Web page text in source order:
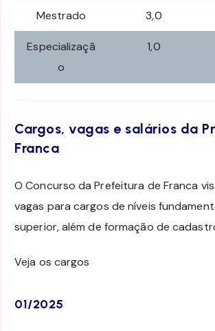
Mestrado 3,0
Especializaçã
o
1,0
Cargos, vagas e salários da
Franca
O Concurso da Prefeitura de Franca
vagas para cargos de níveis
superior, além de formação de
Veja os cargos
01/2025